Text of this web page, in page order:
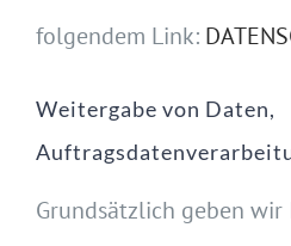
folgendem Link:
Weitergabe von Daten,
Grundsätzlich geben wir